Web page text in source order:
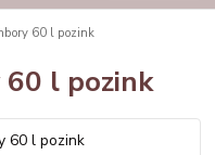
60 l pozink
l pozink